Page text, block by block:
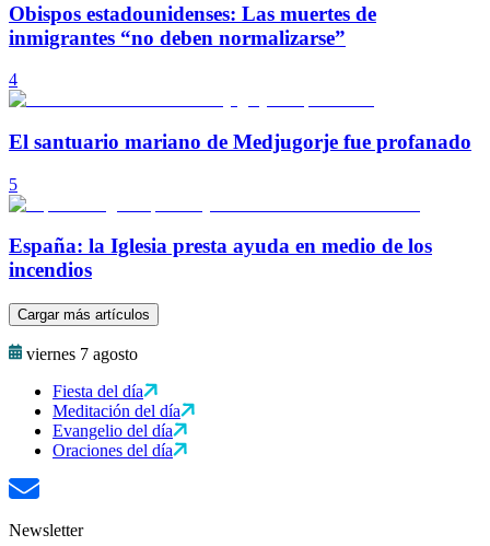
Obispos estadounidenses: Las muertes de
inmigrantes “no deben normalizarse”
4
El santuario mariano de Medjugorje fue profanado
5
España: la Iglesia presta ayuda en medio de los
incendios
Cargar más artículos
viernes 7 agosto
Fiesta del día
Meditación del día
Evangelio del día
Oraciones del día
Newsletter